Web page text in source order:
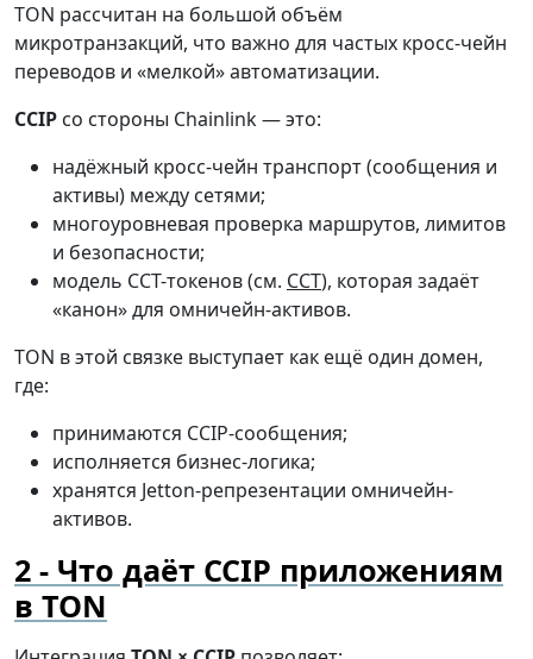
TON рассчитан на большой объём
микротранзакций, что важно для частых кросс-чейн
переводов и «мелкой» автоматизации.
CCIP со стороны Chainlink — это:
надёжный кросс-чейн транспорт (сообщения и
активы) между сетями;
многоуровневая проверка маршрутов, лимитов
и безопасности;
модель CCT-токенов (см. CCT), которая задаёт
«канон» для омничейн-активов.
TON в этой связке выступает как ещё один домен,
где:
принимаются CCIP-сообщения;
исполняется бизнес-логика;
хранятся Jetton-репрезентации омничейн-
активов.
Что даёт CCIP приложениям
в TON